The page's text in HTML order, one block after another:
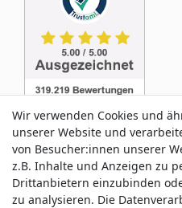
Service & Kontakt
Wir verwenden Cookies und
unserer Website und
von Besucher:innen unserer
z.B. Inhalte und Anzeigen zu
Drittanbietern einzubinden
zu analysieren. Die